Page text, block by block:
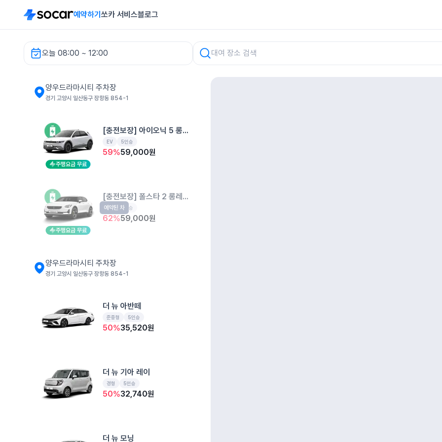
예약하기 쏘카 서비스블로그
오늘 08:00 ~ 12:00
양우드라마시티 주차장 렌터카
양우드라마시티 주차장
경기 고양시 일산동구 장항동 854-1
주행요금 무료
[충전보장] 아이오닉 5 롱레인지
EV 5인승
59%59,000원
주행요금 무료
[충전보장] 폴스타 2 롱레인지
EV 5인승
62%59,000원
예약된 차
양우드라마시티 주차장
경기 고양시 일산동구 장항동 854-1
더 뉴 아반떼
준중형 5인승
50%35,520원
더 뉴 기아 레이
경형 5인승
50%32,740원
더 뉴 모닝